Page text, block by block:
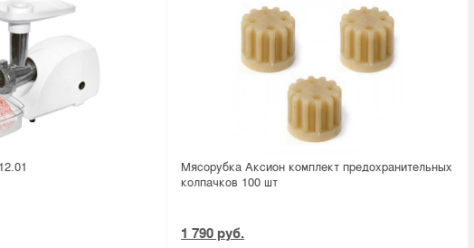
Мясорубка Аксион комплект предохранительных
колпачков 100 шт
1 790 руб.